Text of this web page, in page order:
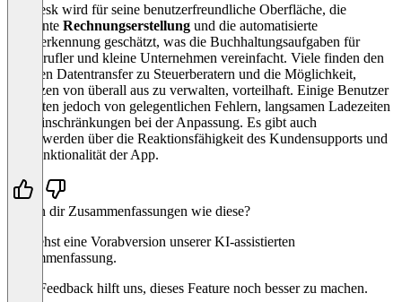
SevDesk wird für seine benutzerfreundliche Oberfläche, die
effiziente Rechnungserstellung und die automatisierte
Belegerkennung geschätzt, was die Buchhaltungsaufgaben für
Freiberufler und kleine Unternehmen vereinfacht. Viele finden den
direkten Datentransfer zu Steuerberatern und die Möglichkeit,
Finanzen von überall aus zu verwalten, vorteilhaft. Einige Benutzer
berichten jedoch von gelegentlichen Fehlern, langsamen Ladezeiten
und Einschränkungen bei der Anpassung. Es gibt auch
Beschwerden über die Reaktionsfähigkeit des Kundensupports und
die Funktionalität der App.
Helfen dir Zusammenfassungen wie diese?
Du siehst eine Vorabversion unserer KI-assistierten
Zusammenfassung.
Dein Feedback hilft uns, dieses Feature noch besser zu machen.